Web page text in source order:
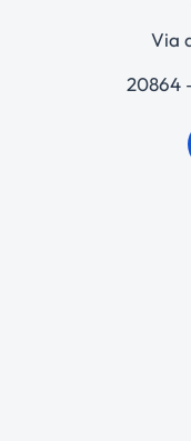
Via
20864